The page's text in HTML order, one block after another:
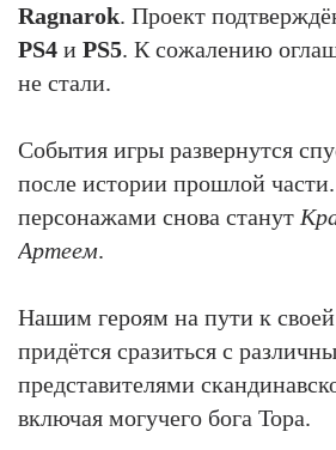
Ragnarok. Проект
PS4 и PS5. К сожалению
не стали.
События игры развернутся
после истории прошлой
персонажами снова станут
Артеем.
Нашим героям на пути к
придётся сразиться с
представителями
включая могучего бога Тора.